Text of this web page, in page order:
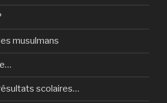
musulmans
scolaires…